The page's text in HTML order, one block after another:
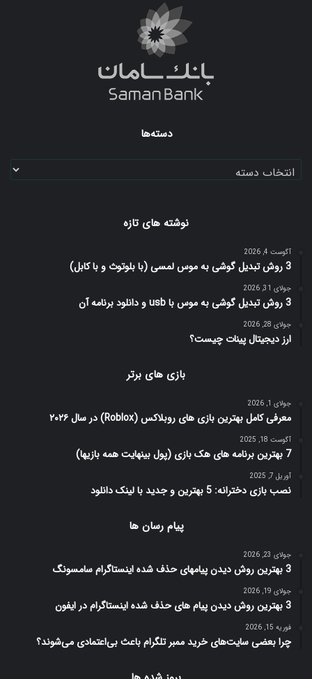
دسته‌ها
دسته‌ها
نوشته های تازه
آگوست 4, 2026
3 روش تبدیل گوشی به موس لمسی (با بلوتوث و با کابل)
جولای 31, 2026
3 روش تبدیل گوشی به موس با usb و دانلود برنامه آن
جولای 28, 2026
ارز دیجیتال پینات چیست؟
بازی های برتر
جولای 1, 2026
معرفی کامل بهترین بازی های روبلاکس (Roblox) در سال ۲۰۲۶
آگوست 18, 2025
7 بهترین برنامه های هک بازی (پول بینهایت همه بازیها)
آوریل 7, 2025
نصب بازی دخترانه: 5 بهترین و جدید با لینک دانلود
پیام رسان ها
جولای 23, 2026
3 بهترین روش دیدن پیامهای حذف شده اینستاگرام سامسونگ
جولای 19, 2026
3 بهترین روش دیدن پیام های حذف شده اینستاگرام در ایفون
فوریه 15, 2026
چرا بعضی سایت‌های خرید ممبر تلگرام باعث بی‌اعتمادی می‌شوند؟